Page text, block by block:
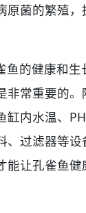
原菌的繁殖
鱼的健康和生
非常重要的
缸内水温、
、过滤器等
能让孔雀鱼